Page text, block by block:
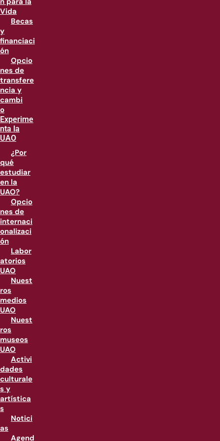
Vida
Becas
y
financiaci
ón
Opcio
nes de
transfere
ncia y
cambi
o
Experime
nta la
UAO
¿Por
qué
estudiar
en la
UAO?
Opcio
nes de
internaci
onalizaci
ón
Labor
atorios
UAO
Nuest
ros
medios
UAO
Nuest
ros
museos
UAO
Activi
dades
culturale
s y
artística
s
Notici
as
Agend